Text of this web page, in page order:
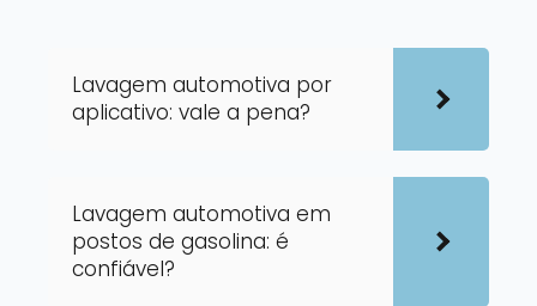
Lavagem automotiva por
aplicativo: vale a pena?
Lavagem automotiva em
postos de gasolina: é
confiável?